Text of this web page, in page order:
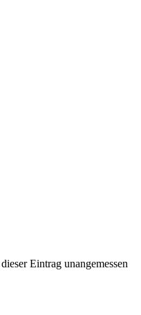
Eintrag unangemessen